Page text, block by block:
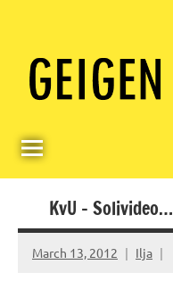
contentGeigerzähler
KvU – Solivideo…
March 13, 2012 Ilja